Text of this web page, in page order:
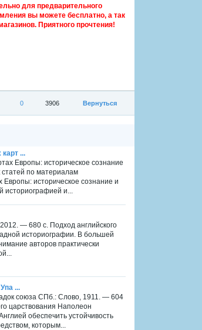
для предварительного
вы можете бесплатно, а так
Приятного прочтения!
Вернуться
3906
0
...
Европы: историческое сознание
по материалам
историческое сознание и
и...
— 680 с. Подход английского
историографии. В большей
авторов практически
...
союза СПб.: Слово, 1911. — 604
царствования Наполеон
обеспечить устойчивость
которым...